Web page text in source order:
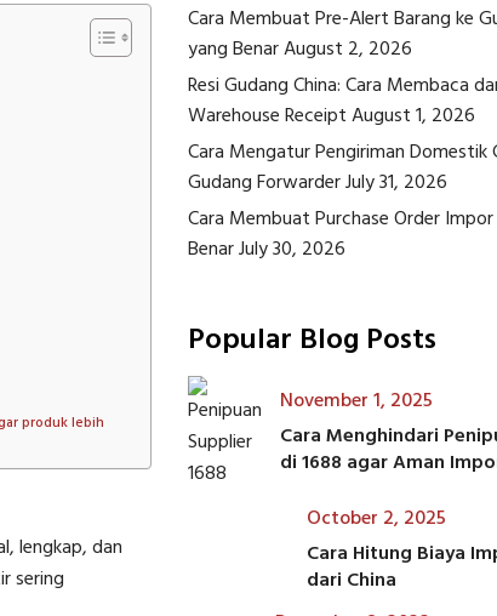
produk lebih
lengkap, dan
sering
Cara Membuat Pre-Alert Barang ke
yang BenarAugust 2, 2026
Resi Gudang China: Cara Membaca
Warehouse ReceiptAugust 1, 2026
Cara Mengatur Pengiriman Domestik
Gudang ForwarderJuly 31, 2026
Cara Membuat Purchase Order
BenarJuly 30, 2026
Popular Blog Posts
November 1, 2025
Cara Menghindari
di 1688 agar Aman
October 2, 2025
Cara Hitung Biaya
dari China